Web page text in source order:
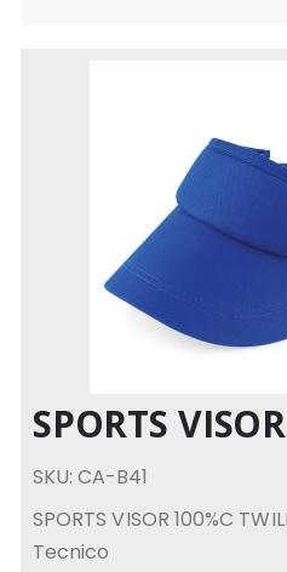
SPORTS VISOR
SKU: CA-B41
SPORTS VISOR 100%C
Tecnico